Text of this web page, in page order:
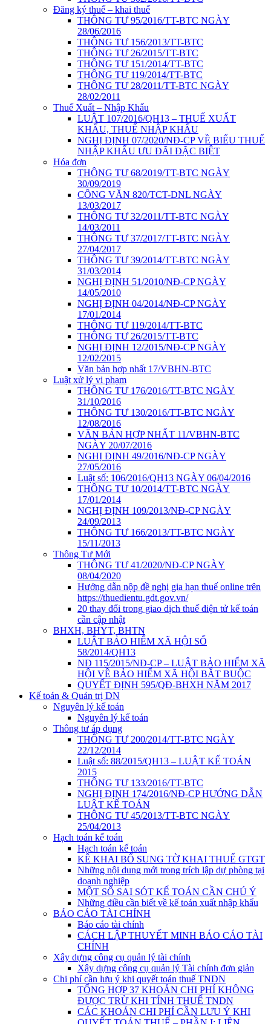
Đăng ký thuế – khai thuế
THÔNG TƯ 95/2016/TT-BTC NGÀY
28/06/2016
THÔNG TƯ 156/2013/TT-BTC
THÔNG TƯ 26/2015/TT-BTC
THÔNG TƯ 151/2014/TT-BTC
THÔNG TƯ 119/2014/TT-BTC
THÔNG TƯ 28/2011/TT-BTC NGÀY
28/02/2011
Thuế Xuất – Nhập Khẩu
LUẬT 107/2016/QH13 – THUẾ XUẤT
KHẨU, THUẾ NHẬP KHẨU
NGHỊ ĐỊNH 07/2020/NĐ-CP VỀ BIỂU THUẾ
NHẬP KHẨU ƯU ĐÃI ĐẶC BIỆT
Hóa đơn
THÔNG TƯ 68/2019/TT-BTC NGÀY
30/09/2019
CÔNG VĂN 820/TCT-DNL NGÀY
13/03/2017
THÔNG TƯ 32/2011/TT-BTC NGÀY
14/03/2011
THÔNG TƯ 37/2017/TT-BTC NGÀY
27/04/2017
THÔNG TƯ 39/2014/TT-BTC NGÀY
31/03/2014
NGHỊ ĐỊNH 51/2010/NĐ-CP NGÀY
14/05/2010
NGHỊ ĐỊNH 04/2014/NĐ-CP NGÀY
17/01/2014
THÔNG TƯ 119/2014/TT-BTC
THÔNG TƯ 26/2015/TT-BTC
NGHỊ ĐỊNH 12/2015/NĐ-CP NGÀY
12/02/2015
Văn bản hợp nhất 17/VBHN-BTC
Luật xử lý vi phạm
THÔNG TƯ 176/2016/TT-BTC NGÀY
31/10/2016
THÔNG TƯ 130/2016/TT-BTC NGÀY
12/08/2016
VĂN BẢN HỢP NHẤT 11/VBHN-BTC
NGÀY 20/07/2016
NGHỊ ĐỊNH 49/2016/NĐ-CP NGÀY
27/05/2016
Luật số: 106/2016/QH13 NGÀY 06/04/2016
THÔNG TƯ 10/2014/TT-BTC NGÀY
17/01/2014
NGHỊ ĐỊNH 109/2013/NĐ-CP NGÀY
24/09/2013
THÔNG TƯ 166/2013/TT-BTC NGÀY
15/11/2013
Thông Tư Mới
THÔNG TƯ 41/2020/NĐ-CP NGÀY
08/04/2020
Hướng dẫn nộp đề nghị gia hạn thuế online trên
https://thuedientu.gdt.gov.vn/
20 thay đổi trong giao dịch thuế điện tử kế toán
cần cập nhật
BHXH, BHYT, BHTN
LUẬT BẢO HIỂM XÃ HỘI SỐ
58/2014/QH13
NĐ 115/2015/NĐ-CP – LUẬT BẢO HIỂM XÃ
HỘI VỀ BẢO HIỂM XÃ HỘI BẮT BUỘC
QUYẾT ĐỊNH 595/QĐ-BHXH NĂM 2017
Kế toán & Quản trị DN
Nguyên lý kế toán
Nguyên lý kế toán
Thông tư áp dụng
THÔNG TƯ 200/2014/TT-BTC NGÀY
22/12/2014
Luật số: 88/2015/QH13 – LUẬT KẾ TOÁN
2015
THÔNG TƯ 133/2016/TT-BTC
NGHỊ ĐỊNH 174/2016/NĐ-CP HƯỚNG DẪN
LUẬT KẾ TOÁN
THÔNG TƯ 45/2013/TT-BTC NGÀY
25/04/2013
Hạch toán kế toán
Hạch toán kế toán
KÊ KHAI BỔ SUNG TỜ KHAI THUẾ GTGT
Những nội dung mới trong trích lập dự phòng tại
doanh nghiệp
MỘT SỐ SAI SÓT KẾ TOÁN CẦN CHÚ Ý
Những điều cần biết về kế toán xuất nhập khẩu
BÁO CÁO TÀI CHÍNH
Báo cáo tài chính
CÁCH LẬP THUYẾT MINH BÁO CÁO TÀI
CHÍNH
Xây dựng công cụ quản lý tài chính
Xây dựng công cụ quản lý Tài chính đơn giản
Chi phí cần lưu ý khi quyết toán thuế TNDN
TỔNG HỢP 37 KHOẢN CHI PHÍ KHÔNG
ĐƯỢC TRỪ KHI TÍNH THUẾ TNDN
CÁC KHOẢN CHI PHÍ CẦN LƯU Ý KHI